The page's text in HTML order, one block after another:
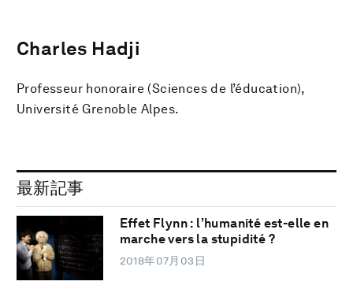
Charles Hadji
Professeur honoraire (Sciences de l’éducation),
Université Grenoble Alpes.
最新記事
Effet Flynn : l’humanité est-elle en
marche vers la stupidité ?
2018年07月03日